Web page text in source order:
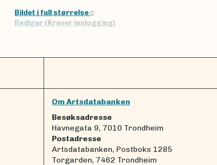
Bildet i full størrelse
Rediger (Krever innlogging)
Om Artsdatabanken
Besøksadresse
Havnegata 9, 7010 Trondheim
Postadresse
Artsdatabanken, Postboks 1285
Torgarden, 7462 Trondheim